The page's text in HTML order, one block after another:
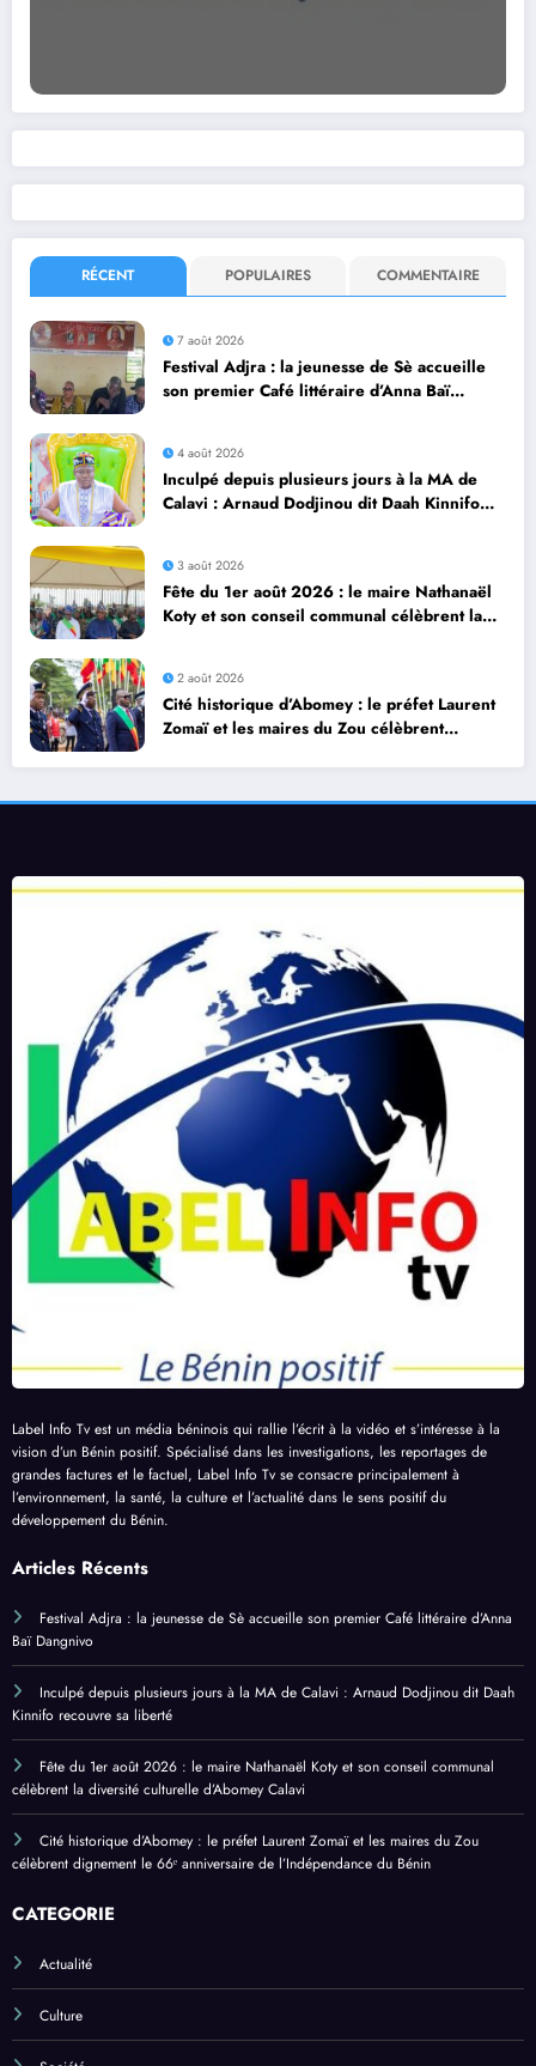
RÉCENT POPULAIRES COMMENTAIRE
7 août 2026
Festival Adjra : la jeunesse de Sè accueille
son premier Café littéraire d’Anna Baï
4 août 2026
Inculpé depuis plusieurs jours à la MA de
Calavi : Arnaud Dodjinou dit Daah Kinnifo
3 août 2026
Fête du 1er août 2026 : le maire Nathanaël
Koty et son conseil communal célèbrent la
2 août 2026
Cité historique d’Abomey : le préfet Laurent
Zomaï et les maires du Zou célèbrent
Label Info Tv est un média béninois qui rallie l’écrit à la vidéo et s’intéresse à la
vision d’un Bénin positif. Spécialisé dans les investigations, les reportages de
grandes factures et le factuel, Label Info Tv se consacre principalement à
l’environnement, la santé, la culture et l’actualité dans le sens positif du
développement du Bénin.
Articles Récents
Festival Adjra : la jeunesse de Sè accueille son premier Café littéraire d’Anna
Baï Dangnivo
Inculpé depuis plusieurs jours à la MA de Calavi : Arnaud Dodjinou dit Daah
Kinnifo recouvre sa liberté
Fête du 1er août 2026 : le maire Nathanaël Koty et son conseil communal
célèbrent la diversité culturelle d’Abomey Calavi
Cité historique d’Abomey : le préfet Laurent Zomaï et les maires du Zou
célèbrent dignement le 66ᵉ anniversaire de l’Indépendance du Bénin
CATEGORIE
Actualité
Culture